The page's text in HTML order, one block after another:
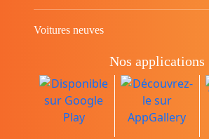
Voitures neuves
Nos applications